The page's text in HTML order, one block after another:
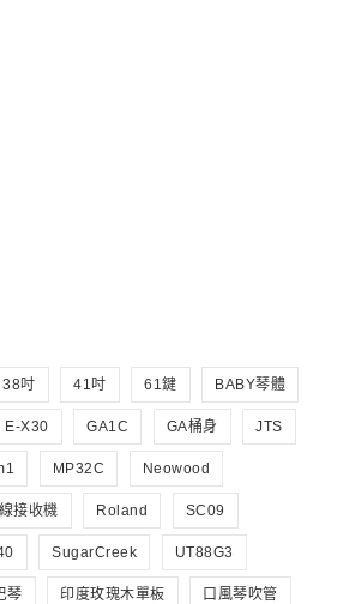
38吋 41吋 61鍵 BABY琴體
E-X30 GA1C GA桶身 JTS
MP32C Neowood
接收機 Roland SC09
SugarCreek UT88G3
琴 印度玫瑰木單板 口風琴吹管